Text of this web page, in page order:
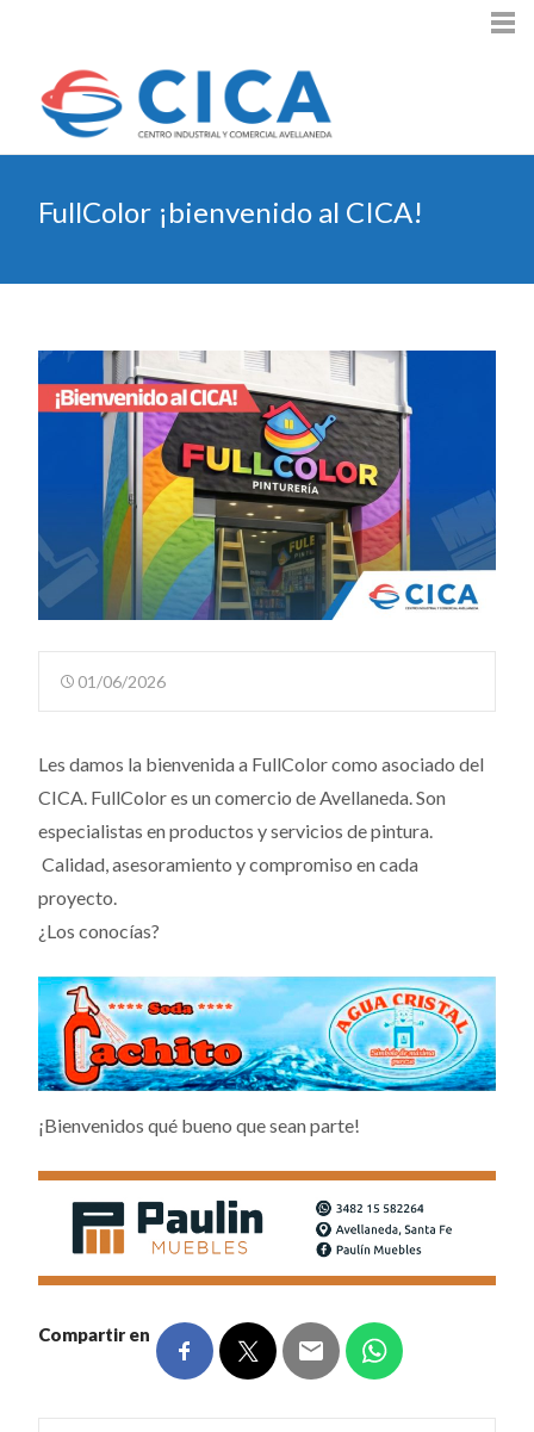
FullColor ¡bienvenido al CICA!
01/06/2026
Les damos la bienvenida a FullColor como asociado del
CICA. FullColor es un comercio de Avellaneda. Son
especialistas en productos y servicios de pintura.
Calidad, asesoramiento y compromiso en cada
proyecto.
¿Los conocías?
¡Bienvenidos qué bueno que sean parte!
Compartir en